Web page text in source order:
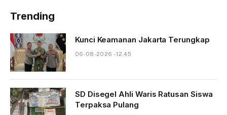
Trending
Kunci Keamanan Jakarta Terungkap
06-08-2026 - 12.45
SD Disegel Ahli Waris Ratusan Siswa
Terpaksa Pulang